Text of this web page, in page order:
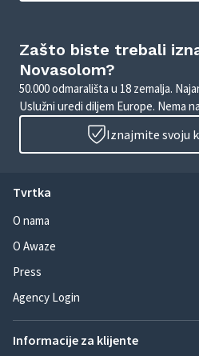
Zašto biste trebali
Novasolom?
50.000 odmarališta u 18 zemalja.
Uslužni uredi diljem Europe. Nema
Iznajmite svoju
Tvrtka
O nama
O Awaze
Press
Agency Login
Informacije za klijente